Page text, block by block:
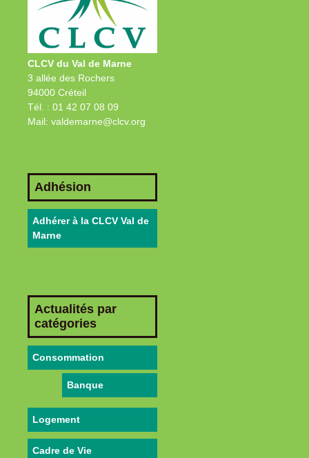
CLCV du Val de Marne
3 allée des Rochers
94000 Créteil
Tél. : 01 42 07 08 09
Mail: valdemarne@clcv.org
Adhésion
Adhérer à la CLCV Val de
Marne
Actualités par
catégories
Consommation
Banque
Logement
Cadre de Vie